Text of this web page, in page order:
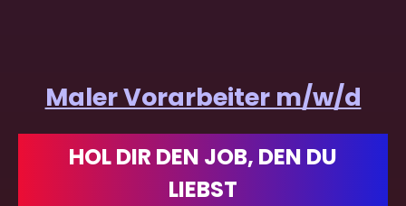
Maler Vorarbeiter m/w/d
HOL DIR DEN JOB, DEN DU
LIEBST